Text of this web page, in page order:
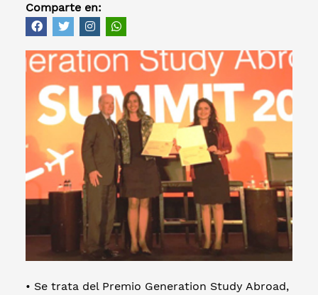
Comparte en:
• Se trata del Premio Generation Study Abroad,